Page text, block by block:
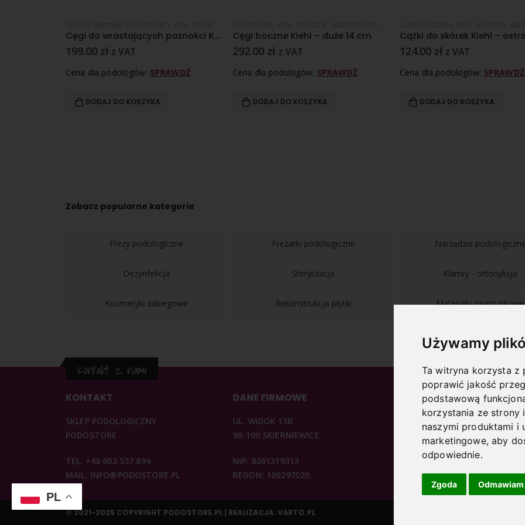
Używamy
Ta witryna korzysta z
poprawić jakość
podstawową
korzystania ze strony
naszymi produktami i
marketingowe, aby
odpowiednie.
Zgoda Odmawiam
Cęgi do wrastających paznokci Kiehl ostre – szpiczaste 11,5 cm
199.00 zł z VAT
Cena dla podologów: SPRAWDŹ
DODAJ DO KOSZYKA
Cęgi boczne Kiehl – duże 14 cm
292.00 zł z VAT
Cena dla podologów: SPRAWDŹ
DODAJ DO KOSZYKA
124.00 zł z VAT
Cena dla podologów: SPRAWDŹ
DODAJ DO KOSZYKA
Zobacz popularne kategorie
Frezy podologiczne
Dezynfekcja
Kosmetyki zabiegowe
Frezarki podologiczne
Sterylizacja
Rekonstrukcja płytki
Narzędzia
Klamry - ortonyksja
Materiały opatrunkowe
Kontakt z nami
KONTAKT
SKLEP PODOLOGICZNY
PODOSTORE
TEL. +48 602 537 894
MAIL. INFO@PODOSTORE.PL
DANE FIRMOWE
UL. WIDOK 15B
96-100 SKIERNIEWICE
NIP: 8361319313
REGON: 100297020
INFORMACJE
REGULAMIN
KONTAKT
POLITYKA PRYWATNOŚCI
ARTYKUŁY PODOLOGICZNE
© 2021-2025 COPYRIGHT PODOSTORE.PL | REALIZACJA: VARTO.PL
PL